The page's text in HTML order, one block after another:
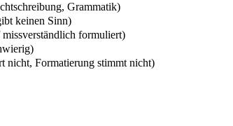
Grammatik)
keinen Sinn)
formuliert)
nicht, Formatierung stimmt nicht)